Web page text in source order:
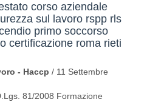
corso aziendale
sul lavoro rspp rls
primo soccorso
certificazione roma rieti
- Haccp / 11 Settembre
81/2008 Formazione